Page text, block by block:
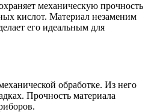
механическую прочность
кислот. Материал незаменим
его идеальным для
обработке. Из него
Прочность материала